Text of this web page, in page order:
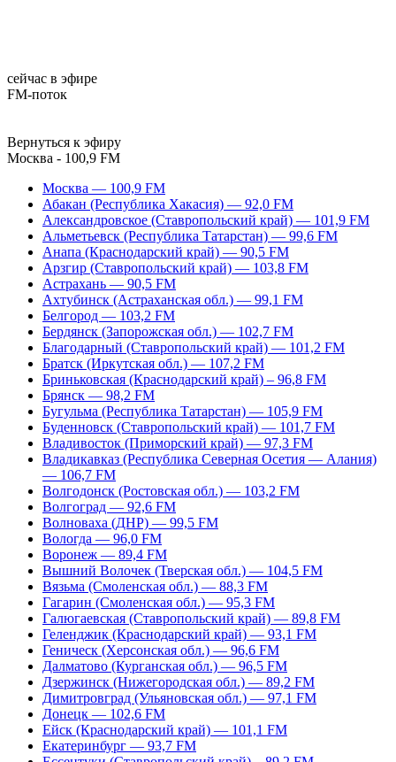
сейчас в эфире
FM-поток
Вернуться к эфиру
Москва - 100,9 FM
Москва — 100,9 FM
Абакан (Республика Хакасия) — 92,0 FM
Александровское (Ставропольский край) — 101,9 FM
Альметьевск (Республика Татарстан) — 99,6 FM
Анапа (Краснодарский край) — 90,5 FM
Арзгир (Ставропольский край) — 103,8 FM
Астрахань — 90,5 FM
Ахтубинск (Астраханская обл.) — 99,1 FM
Белгород — 103,2 FM
Бердянск (Запорожская обл.) — 102,7 FM
Благодарный (Ставропольский край) — 101,2 FM
Братск (Иркутская обл.) — 107,2 FM
Бриньковская (Краснодарский край) – 96,8 FM
Брянск — 98,2 FM
Бугульма (Республика Татарстан) — 105,9 FM
Буденновск (Ставропольский край) — 101,7 FM
Владивосток (Приморский край) — 97,3 FM
Владикавказ (Республика Северная Осетия — Алания)
— 106,7 FM
Волгодонск (Ростовская обл.) — 103,2 FM
Волгоград — 92,6 FM
Волноваха (ДНР) — 99,5 FM
Вологда — 96,0 FM
Воронеж — 89,4 FM
Вышний Волочек (Тверская обл.) — 104,5 FM
Вязьма (Смоленская обл.) — 88,3 FM
Гагарин (Смоленская обл.) — 95,3 FM
Галюгаевская (Ставропольский край) — 89,8 FM
Геленджик (Краснодарский край) — 93,1 FM
Геническ (Херсонская обл.) — 96,6 FM
Далматово (Курганская обл.) — 96,5 FM
Дзержинск (Нижегородская обл.) — 89,2 FM
Димитровград (Ульяновская обл.) — 97,1 FM
Донецк — 102,6 FM
Ейск (Краснодарский край) — 101,1 FM
Екатеринбург — 93,7 FM